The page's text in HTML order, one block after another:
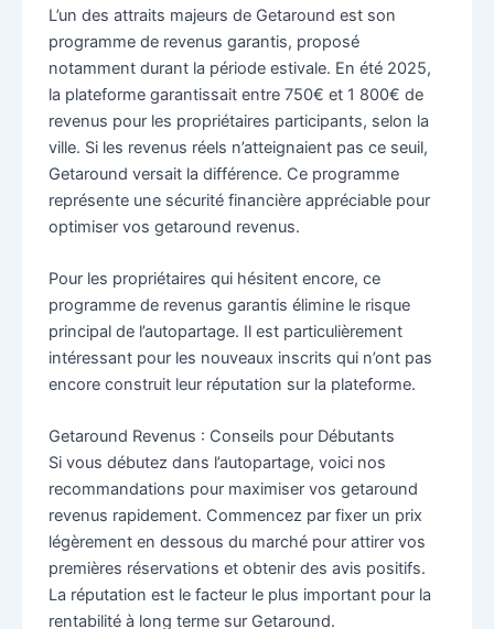
L’un des attraits majeurs de Getaround est son
programme de revenus garantis, proposé
notamment durant la période estivale. En été 2025,
la plateforme garantissait entre 750€ et 1 800€ de
revenus pour les propriétaires participants, selon la
ville. Si les revenus réels n’atteignaient pas ce seuil,
Getaround versait la différence. Ce programme
représente une sécurité financière appréciable pour
optimiser vos getaround revenus.
Pour les propriétaires qui hésitent encore, ce
programme de revenus garantis élimine le risque
principal de l’autopartage. Il est particulièrement
intéressant pour les nouveaux inscrits qui n’ont pas
encore construit leur réputation sur la plateforme.
Getaround Revenus : Conseils pour Débutants
Si vous débutez dans l’autopartage, voici nos
recommandations pour maximiser vos getaround
revenus rapidement. Commencez par fixer un prix
légèrement en dessous du marché pour attirer vos
premières réservations et obtenir des avis positifs.
La réputation est le facteur le plus important pour la
rentabilité à long terme sur Getaround.